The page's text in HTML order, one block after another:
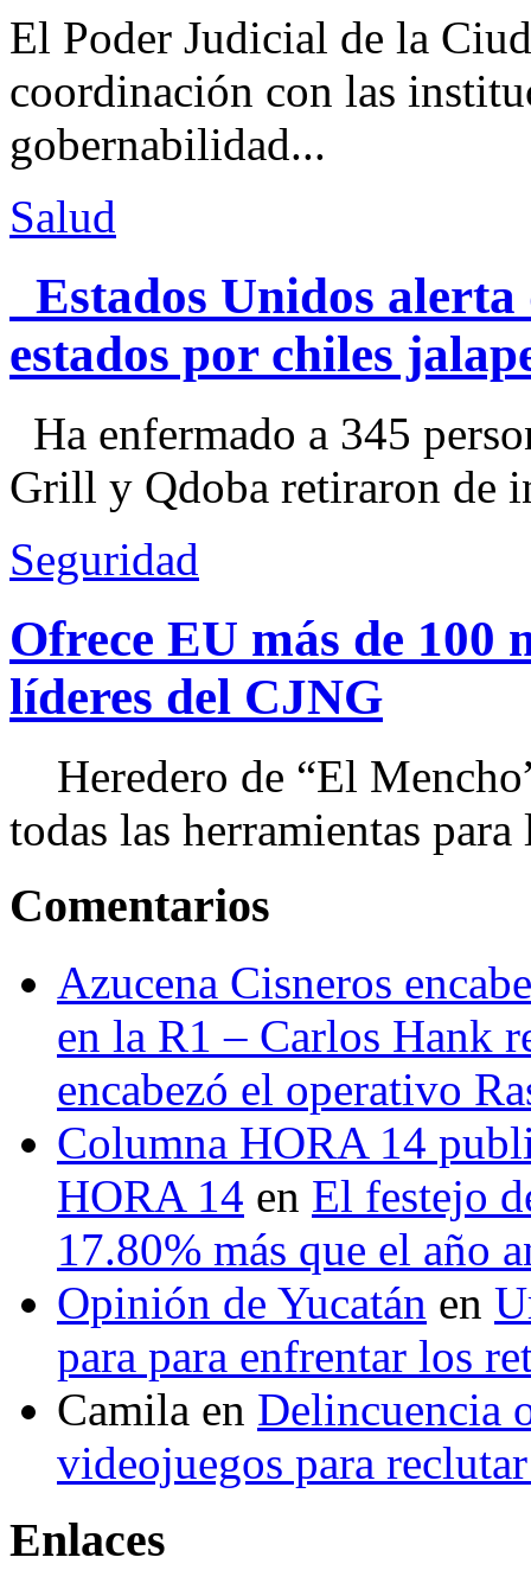
El Poder Judicial de la
coordinación con las
gobernabilidad...
Salud
Estados Unidos alerta
estados por chiles
Ha enfermado a 345
Grill y Qdoba retiraron de
Seguridad
Ofrece EU más de 100
líderes del CJNG
Heredero de “El
todas las herramientas
Comentarios
Azucena Cisneros
en la R1 – Carlos Hank
encabezó el operativo
Columna HORA 14
HORA 14 en El festejo
17.80% más que el año
Opinión de Yucatán en
para para enfrentar los
Camila en Delincuencia
videojuegos para
Enlaces